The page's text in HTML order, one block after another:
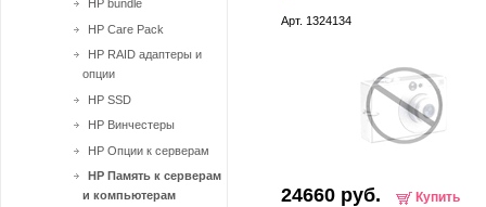
Арт. 1324134
24660 руб. Купить
HP bundle
HP Care Pack
HP RAID адаптеры и
опции
HP SSD
HP Винчестеры
HP Опции к серверам
HP Память к серверам
и компьютерам